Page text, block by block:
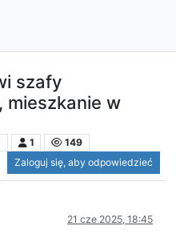
szafy
mieszkanie w
1
149
Zaloguj się, aby odpowiedzieć
21 cze 2025, 18:45